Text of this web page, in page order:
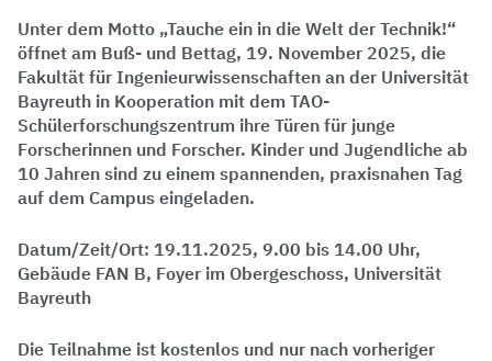
Unter dem Motto „Tauche ein in die Welt der Technik!“
öffnet am Buß- und Bettag, 19. November 2025, die
Fakultät für Ingenieurwissenschaften an der Universität
Bayreuth in Kooperation mit dem TAO-
Schülerforschungszentrum ihre Türen für junge
Forscherinnen und Forscher. Kinder und Jugendliche ab
10 Jahren sind zu einem spannenden, praxisnahen Tag
auf dem Campus eingeladen.
Datum/Zeit/Ort: 19.11.2025, 9.00 bis 14.00 Uhr,
Gebäude FAN B, Foyer im Obergeschoss, Universität
Bayreuth
Die Teilnahme ist kostenlos und nur nach vorheriger